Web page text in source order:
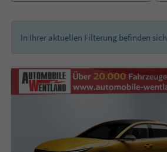
In Ihrer aktuellen Filterung befinden sich